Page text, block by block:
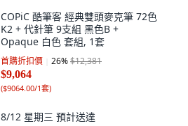
COPiC 酷筆客 經典雙頭麥克筆 72色
K2 + 代針筆 9支組 黑色B +
Opaque 白色 套組, 1套
首購折扣價 26%$12,381
$9,064
($9064.00/1套)
8/12 星期三 預計送達